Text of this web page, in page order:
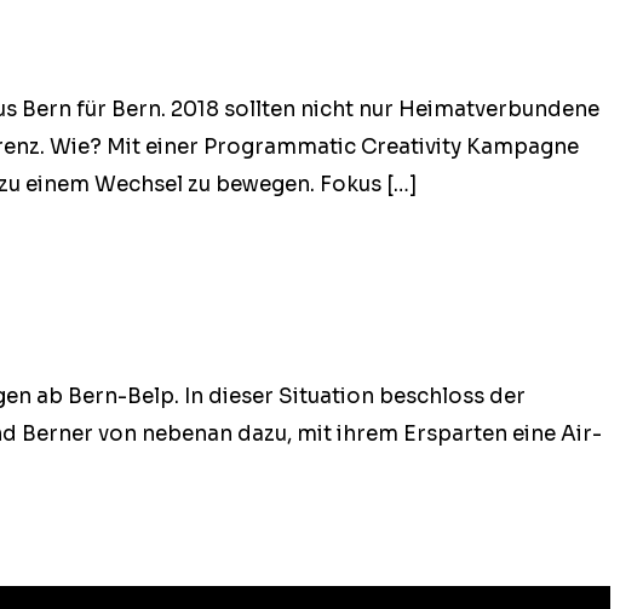
Bern für Bern. 2018 soll­ten nicht nur Heimatver­bun­dene
Wie? Mit ein­er Pro­gram­mat­ic Cre­ativ­i­ty Kam­pagne
einem Wech­sel zu bewe­gen. Fokus […]
ab Bern-Belp. In dieser Sit­u­a­tion beschloss der
Bern­er von nebe­nan dazu, mit ihrem Ersparten eine Air­